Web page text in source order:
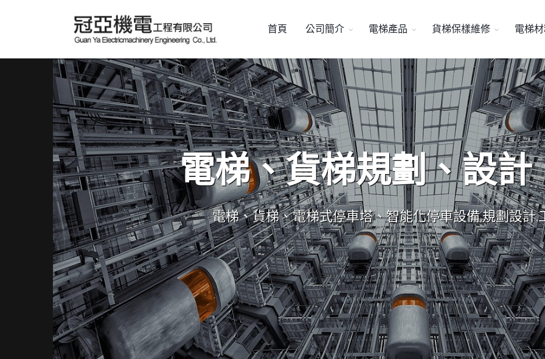
首頁 公司簡介 電梯產品 貨梯保樣維修 電梯
電梯、貨梯規劃、設計
電梯、貨梯、電梯式停車塔、智能化停車設備,規劃設計,